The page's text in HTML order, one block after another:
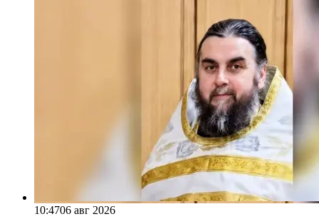
10:4706 авг 2026